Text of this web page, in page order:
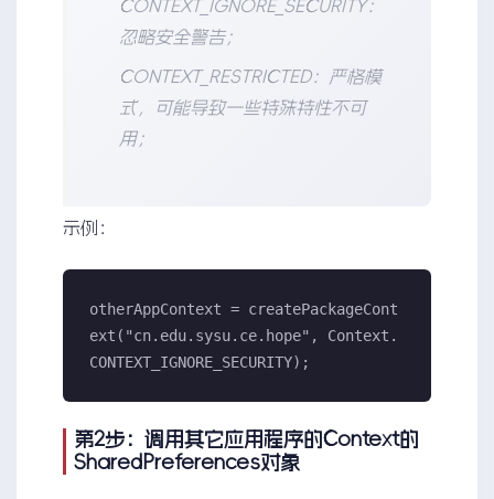
CONTEXT_IGNORE_SECURITY：
忽略安全警告；
CONTEXT_RESTRICTED：严格模
式，可能导致一些特殊特性不可
用；
示例：
otherAppContext = createPackageCont
ext("cn.edu.sysu.ce.hope", Context.
CONTEXT_IGNORE_SECURITY);
第2步：调用其它应用程序的Context的
SharedPreferences对象